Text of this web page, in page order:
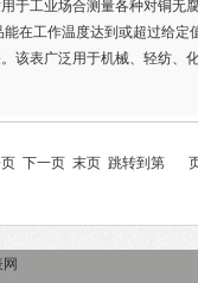
于工业场合测量各种对铜无
能在工作温度达到或超过给
该表广泛用于机械、轻纺、
下一页 末页 跳转到第